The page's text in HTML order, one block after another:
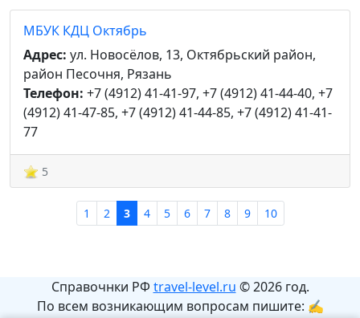
МБУК КДЦ Октябрь
Адрес: ул. Новосёлов, 13, Октябрьский район,
район Песочня, Рязань
Телефон: +7 (4912) 41-41-97, +7 (4912) 41-44-40, +7
(4912) 41-47-85, +7 (4912) 41-44-85, +7 (4912) 41-41-
77
5
1 2 3 4 5 6 7 8 9 10
Справочнки РФ travel-level.ru © 2026 год.
По всем возникающим вопросам пишите: ✍